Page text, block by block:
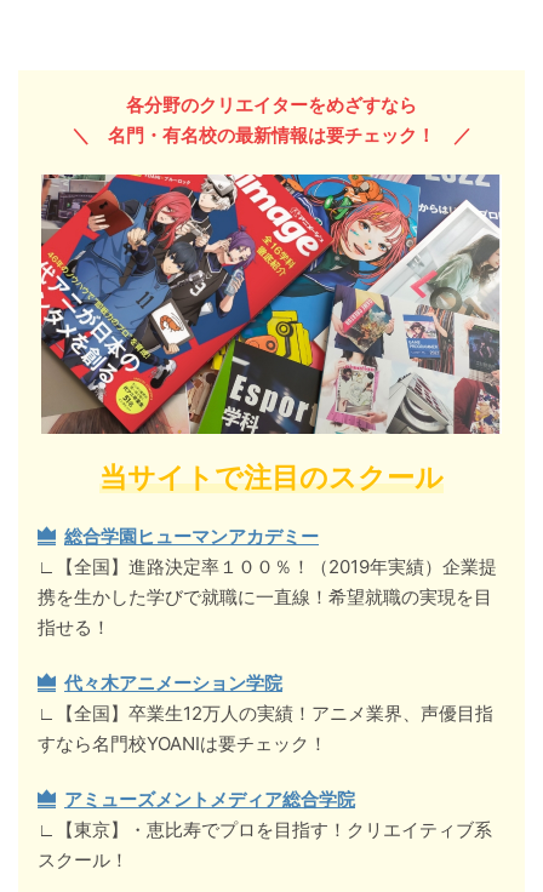
各分野のクリエイターをめざすなら
＼ 名門・有名校の最新情報は要チェック！ ／
当サイトで注目のスクール
総合学園ヒューマンアカデミー
∟【全国】進路決定率１００％！（2019年実績）企業提
携を生かした学びで就職に一直線！希望就職の実現を目
指せる！
代々木アニメーション学院
∟【全国】卒業生12万人の実績！アニメ業界、声優目指
すなら名門校YOANIは要チェック！
アミューズメントメディア総合学院
∟【東京】・恵比寿でプロを目指す！クリエイティブ系
スクール！